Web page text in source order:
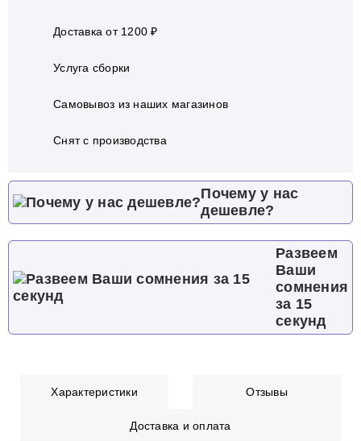
Доставка от 1200 ₽
Услуга сборки
Самовывоз из наших магазинов
Cнят с производства
Почему у нас
дешевле?
Развеем
Ваши
сомнения
за 15
секунд
Характеристики Отзывы
Доставка и оплата